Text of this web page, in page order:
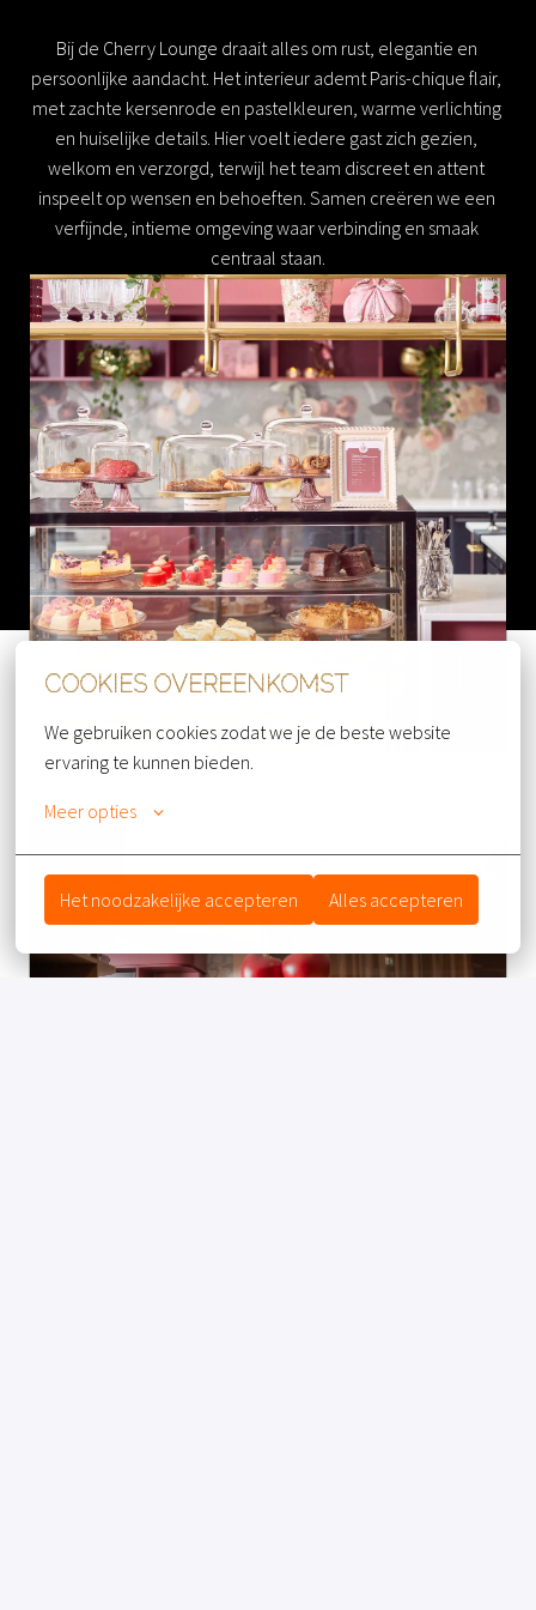
COOKIES OVEREENKOMST
We gebruiken cookies zodat we je de beste website
ervaring te kunnen bieden.
Meer opties
Het noodzakelijke accepteren Alles accepteren
Bij de Cherry Lounge draait alles om rust, elegantie en
persoonlijke aandacht. Het interieur ademt Paris-chique flair,
met zachte kersenrode en pastelkleuren, warme verlichting
en huiselijke details. Hier voelt iedere gast zich gezien,
welkom en verzorgd, terwijl het team discreet en attent
inspeelt op wensen en behoeften. Samen creëren we een
verfijnde, intieme omgeving waar verbinding en smaak
centraal staan.